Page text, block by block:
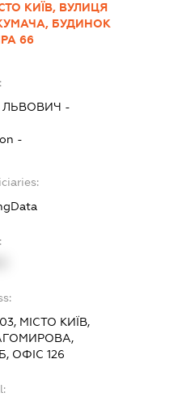
КИЇВ, ВУЛИЦЯ
БУДИНОК
66
ЛЬВОВИЧ -
-
МІСТО КИЇВ,
ОФІС 126